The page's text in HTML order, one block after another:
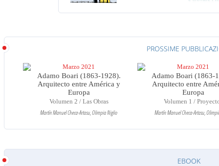
PROSSIME
Marzo 2021
Adamo Boari (1863-1928).
Arquitecto entre América y
Europa
Volumen 2 / Las Obras
Martín Manuel Checa-Artasu, Olimpia Niglio
Marzo 2021
Adamo Boari (1863-
Arquitecto entre
Europa
Volumen 1 /
Martín Manuel Checa-Artasu,
EBOOK